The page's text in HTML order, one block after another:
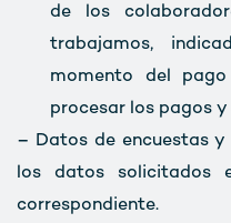
de los
trabajamos,
momento del
procesar los pagos
– Datos de encuestas
los datos solicitados
correspondiente.